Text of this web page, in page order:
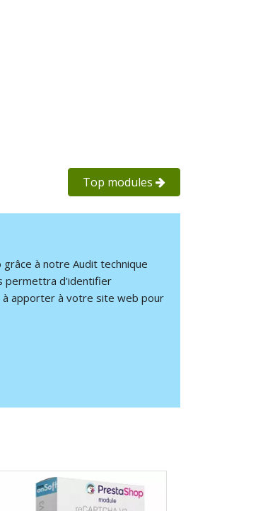
Top modules
à notre Audit technique
permettra d'identifier
apporter à votre site web pour